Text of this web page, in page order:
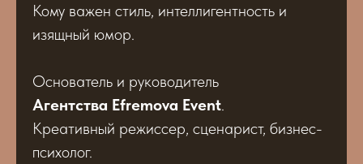
Кому важен стиль, интеллигентность и
изящный юмор.
Основатель и руководитель
Агентства Efremova Event.
Креативный режиссер, сценарист, бизнес-
психолог.